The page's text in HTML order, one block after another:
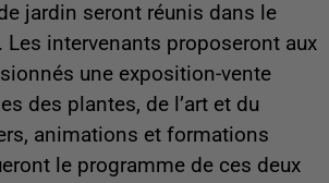
jardin seront réunis dans le
Les intervenants proposeront aux
une exposition-vente
des plantes, de l’art et du
animations et formations
le programme de ces deux